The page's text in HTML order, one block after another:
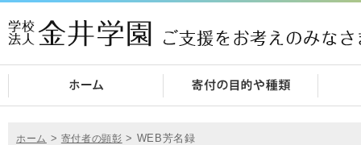
ホーム > 寄付者の顕彰 > WEB芳名録